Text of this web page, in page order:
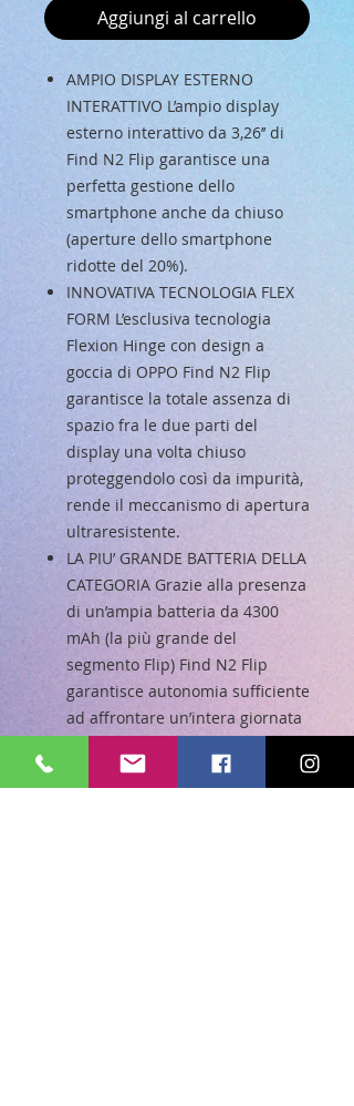
Aggiungi al carrello
AMPIO DISPLAY ESTERNO
INTERATTIVO L’ampio display
esterno interattivo da 3,26’’ di
Find N2 Flip garantisce una
perfetta gestione dello
smartphone anche da chiuso
(aperture dello smartphone
ridotte del 20%).
INNOVATIVA TECNOLOGIA FLEX
FORM L’esclusiva tecnologia
Flexion Hinge con design a
goccia di OPPO Find N2 Flip
garantisce la totale assenza di
spazio fra le due parti del
display una volta chiuso
proteggendolo così da impurità,
rende il meccanismo di apertura
ultraresistente.
LA PIU’ GRANDE BATTERIA DELLA
CATEGORIA Grazie alla presenza
di un’ampia batteria da 4300
mAh (la più grande del
segmento Flip) Find N2 Flip
garantisce autonomia sufficiente
ad affrontare un’intera giornata